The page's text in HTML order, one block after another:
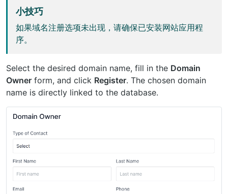
小技巧
如果域名注册选项未出现，请确保已安装网站应用程
序。
Select the desired domain name, fill in the Domain
Owner form, and click Register. The chosen domain
name is directly linked to the database.